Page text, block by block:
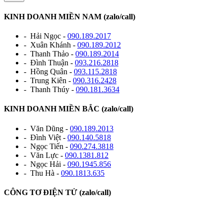
KINH DOANH MIỀN NAM (zalo/call)
- Hải Ngọc - 090.189.2017
- Xuân Khánh - 090.189.2012
- Thanh Thảo - 090.189.2014
- Đình Thuận - 093.216.2818
- Hồng Quân - 093.115.2818
- Trung Kiên - 090.316.2428
- Thanh Thúy - 090.181.3634
KINH DOANH MIỀN BẮC (zalo/call)
- Văn Dũng - 090.189.2013
- Đình Việt - 090.140.5818
- Ngọc Tiến - 090.274.3818
- Văn Lực - 090.1381.812
- Ngọc Hải - 090.1945.856
- Thu Hà - 090.1813.635
CÔNG TƠ ĐIỆN TỬ (zalo/call)